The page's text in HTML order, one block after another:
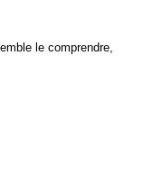
le comprendre,